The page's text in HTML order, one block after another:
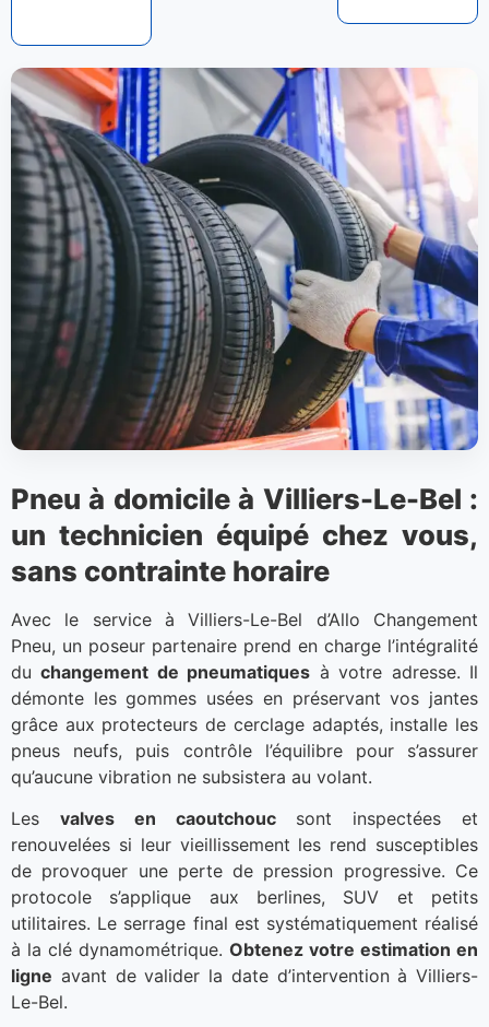
Pneu à domicile à Villiers-Le-Bel :
un technicien équipé chez vous,
sans contrainte horaire
Avec le service à Villiers-Le-Bel d’Allo Changement
Pneu, un poseur partenaire prend en charge l’intégralité
duchangement de pneumatiques à votre adresse. Il
démonte les gommes usées en préservant vos jantes
grâce aux protecteurs de cerclage adaptés, installe les
pneus neufs, puis contrôle l’équilibre pour s’assurer
qu’aucune vibration ne subsistera au volant.
Les valves en caoutchoucsont inspectées et
renouvelées si leur vieillissement les rend susceptibles
de provoquer une perte de pression progressive. Ce
protocole s’applique aux berlines, SUV et petits
utilitaires. Le serrage final est systématiquement réalisé
à la clé dynamométrique. Obtenez votre estimation en
ligne avant de valider la date d’intervention à Villiers-
Le-Bel.